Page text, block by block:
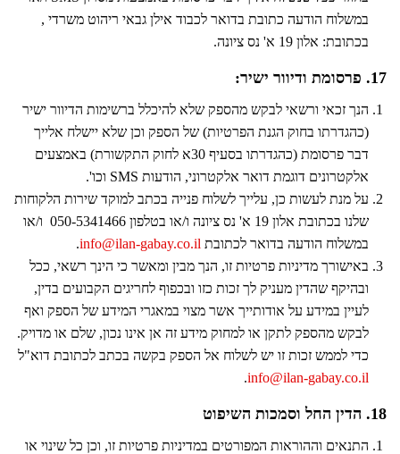
במשלוח הודעה כתובת בדואר לכבוד אילן גבאי ריהוט משרדי ,
בכתובת: אלון 19 א' נס ציונה.
17. פרסומת ודיוור ישיר:
הנך זכאי ורשאי לבקש מהספק שלא להיכלל ברשימות הדיוור ישיר
(כהגדרתו בחוק הגנת הפרטיות) של הספק וכן שלא יישלח אלייך
דבר פרסומת (כהגדרתו בסעיף 30א לחוק התקשורת) באמצעים
אלקטרונים דוגמת דואר אלקטרוני, הודעות SMS וכו'.
על מנת לעשות כן, עלייך לשלוח פנייה בכתב למוקד שירות הלקוחות
שלנו בכתובת אלון 19 א' נס ציונה ו/או בטלפון 050-5341466 ו/או
במשלוח הודעה בדואר לכתובת info@ilan-gabay.co.il
.
באישורך מדיניות פרטיות זו, הנך מבין ומאשר כי הינך רשאי, ככל
ובהיקף שהדין מעניק לך זכות כזו ובכפוף לחריגים הקבועים בדין,
לעיין במידע על אודותייך אשר מצוי במאגרי המידע של הספק ואף
לבקש מהספק לתקן או למחוק מידע זה אן אינו נכון, שלם או מדויק.
כדי לממש זכות זו יש לשלוח אל הספק בקשה בכתב לכתובת דוא"ל
info@ilan-gabay.co.il
.
18. הדין החל וסמכות השיפוט
התנאים וההוראות המפורטים במדיניות פרטיות זו, וכן כל שינוי או